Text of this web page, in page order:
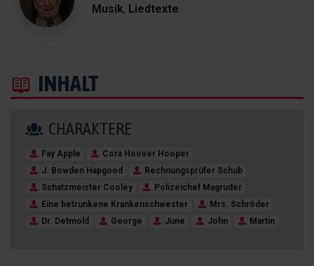
Musik, Liedtexte
INHALT
CHARAKTERE
Fay Apple
Cora Hoover Hooper
J. Bowden Hapgood
Rechnungsprüfer Schub
Schatzmeister Cooley
Polizeichef Magruder
Eine betrunkene Krankenschwester
Mrs. Schröder
Dr. Detmold
George June John Martin